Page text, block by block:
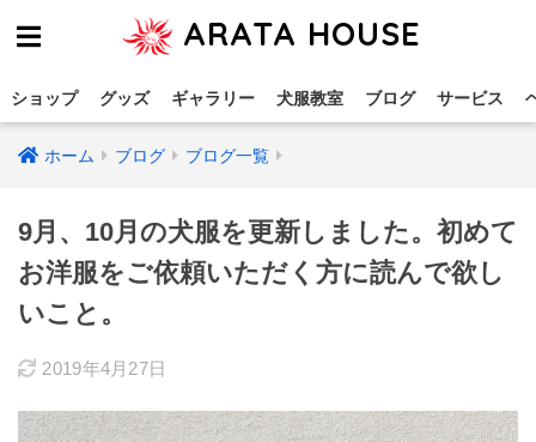
ARATA HOUSE
ショップ グッズ ギャラリー 犬服教室 ブログ サービス
ホーム ブログ ブログ一覧
9月、10月の犬服を更新しました。初めて
お洋服をご依頼いただく方に読んで欲し
いこと。
2019年4月27日